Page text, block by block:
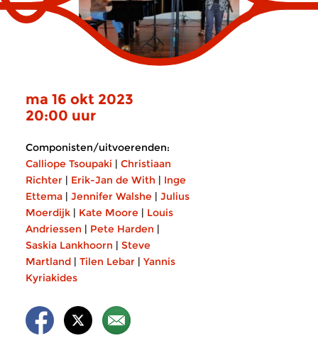
ma 16 okt 2023
20:00 uur
Componisten/uitvoerenden:
Calliope Tsoupaki | Christiaan
Richter | Erik-Jan de With | Inge
Ettema | Jennifer Walshe | Julius
Moerdijk | Kate Moore | Louis
Andriessen | Pete Harden |
Saskia Lankhoorn | Steve
Martland | Tilen Lebar | Yannis
Kyriakides